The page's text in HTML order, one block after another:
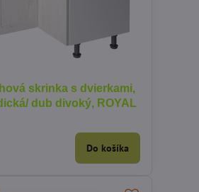
skrinka s dvierkami,
dub divoký, ROYAL
Do košíka